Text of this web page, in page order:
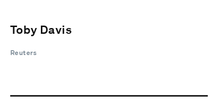
Toby Davis
Reuters